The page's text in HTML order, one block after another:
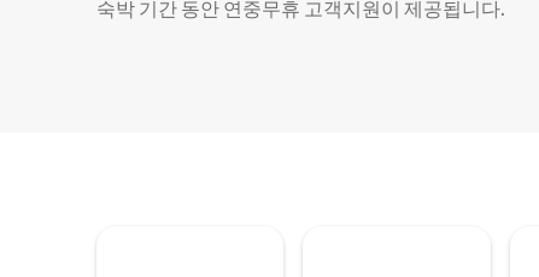
숙박 기간 동안 연중무휴 고객지원이 제공됩니다.